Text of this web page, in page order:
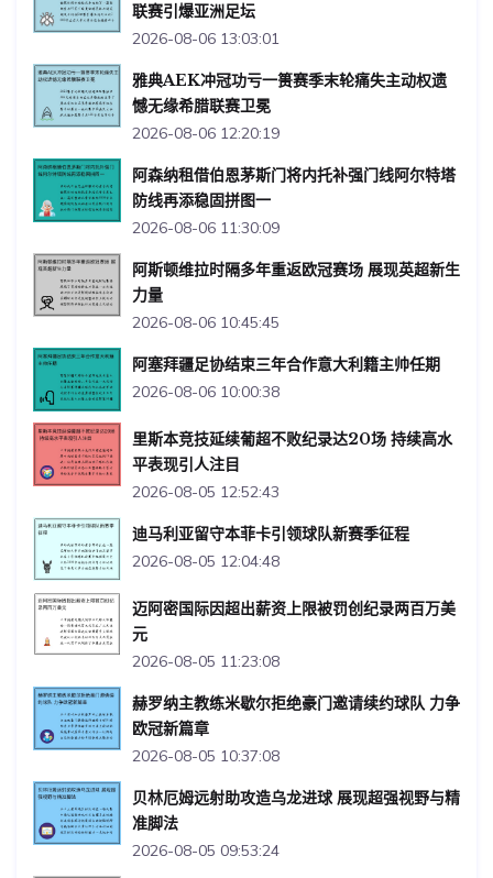
联赛引爆亚洲足坛
2026-08-06 13:03:01
雅典AEK冲冠功亏一篑赛季末轮痛失主动权遗
憾无缘希腊联赛卫冕
2026-08-06 12:20:19
阿森纳租借伯恩茅斯门将内托补强门线阿尔特塔
防线再添稳固拼图一
2026-08-06 11:30:09
阿斯顿维拉时隔多年重返欧冠赛场 展现英超新生
力量
2026-08-06 10:45:45
阿塞拜疆足协结束三年合作意大利籍主帅任期
2026-08-06 10:00:38
里斯本竞技延续葡超不败纪录达20场 持续高水
平表现引人注目
2026-08-05 12:52:43
迪马利亚留守本菲卡引领球队新赛季征程
2026-08-05 12:04:48
迈阿密国际因超出薪资上限被罚创纪录两百万美
元
2026-08-05 11:23:08
赫罗纳主教练米歇尔拒绝豪门邀请续约球队 力争
欧冠新篇章
2026-08-05 10:37:08
贝林厄姆远射助攻造乌龙进球 展现超强视野与精
准脚法
2026-08-05 09:53:24